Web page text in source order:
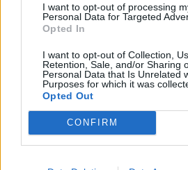
I want to opt-out of processing
Personal Data for Targeted
Opted In
I want to opt-out of Collection,
Retention, Sale, and/or Sharing
Personal Data that Is Unrelated
Purposes for which it was
Opted Out
CONFIRM